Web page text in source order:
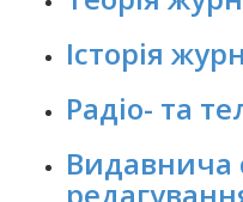
Історія
Радіо- та
Видавнича